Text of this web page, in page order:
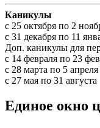
Каникулы
c 25 октября по 2
c 31 декабря по 11
Доп. каникулы для
с 14 февраля по 23
с 28 марта по 5 апреля
с 27 мая по 31 августа
Единое окно